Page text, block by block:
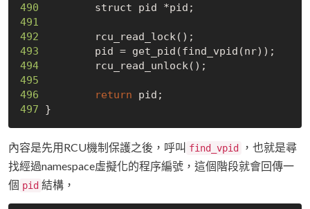
490
491
492
493
494
495
496
return
497
內容是先用RCU機制保護之後，呼叫 find_vpid
，也就是尋
找經過namespace虛擬化的程序編號，這個階段就會回傳一
個 pid 結構，